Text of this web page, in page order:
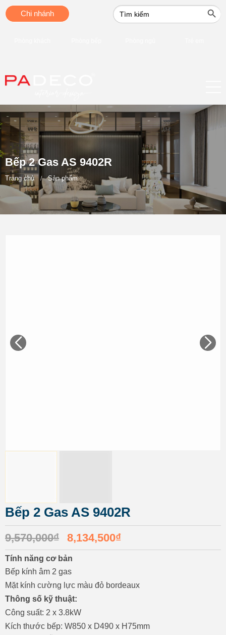
Chi nhánh
Search
for:
Search Button
Bếp 2 Gas AS 9402R
Trang chủ Sản phẩm
Bếp 2 Gas AS 9402R
9,570,000₫ 8,134,500₫
Tính năng cơ bản
Bếp kính âm 2 gas
Mặt kính cường lực màu đỏ bordeaux
Thông số kỹ thuật:
Công suất: 2 x 3.8kW
Kích thước bếp: W850 x D490 x H75mm